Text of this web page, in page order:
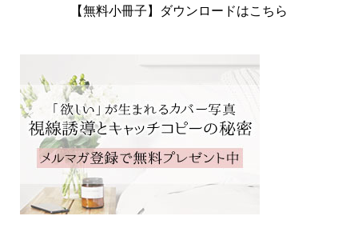
【無料小冊子】ダウンロードはこちら